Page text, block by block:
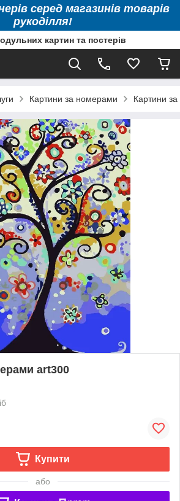
серед магазинів товарів
рукоділля!
картин та постерів
Картини за номерами Картини
art300
Купити
або